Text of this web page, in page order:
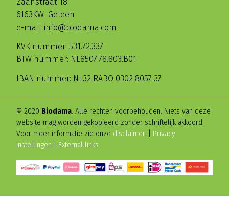
6163KW Geleen
e-mail: info@biodama.com
KVK nummer: 531.72.337
BTW nummer: NL8507.78.803.B01
IBAN nummer: NL32 RABO 0302 8057 37
© 2020 Biodama. Alle rechten voorbehouden. Niets van deze
website mag worden gekopieerd zonder schriftelijk akkoord.
Voor meer informatie zie onze disclaimer. | Privacy
instellingen
External links